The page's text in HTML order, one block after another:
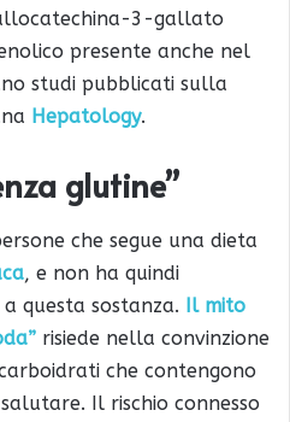
3-gallato
presente anche nel
studi pubblicati sulla
Hepatology.
glutine”
che segue una dieta
, e non ha quindi
questa sostanza. Il mito
risiede nella convinzione
che contengono
Il rischio connesso